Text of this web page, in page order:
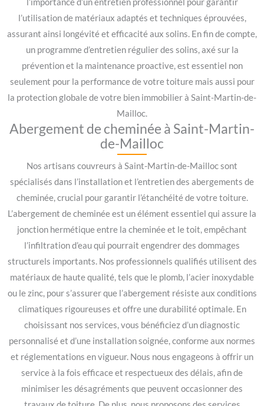
l’utilisation de matériaux adaptés et techniques éprouvées,
assurant ainsi longévité et efficacité aux solins. En fin de compte,
un programme d’entretien régulier des solins, axé sur la
prévention et la maintenance proactive, est essentiel non
seulement pour la performance de votre toiture mais aussi pour
la protection globale de votre bien immobilier à Saint-Martin-de-
Mailloc.
Abergement de cheminée à Saint-Martin-
de-Mailloc
Nos artisans couvreurs à Saint-Martin-de-Mailloc sont
spécialisés dans l’installation et l’entretien des abergements de
cheminée, crucial pour garantir l’étanchéité de votre toiture.
L’abergement de cheminée est un élément essentiel qui assure la
jonction hermétique entre la cheminée et le toit, empêchant
l’infiltration d’eau qui pourrait engendrer des dommages
structurels importants. Nos professionnels qualifiés utilisent des
matériaux de haute qualité, tels que le plomb, l’acier inoxydable
ou le zinc, pour s’assurer que l’abergement résiste aux conditions
climatiques rigoureuses et offre une durabilité optimale. En
choisissant nos services, vous bénéficiez d’un diagnostic
personnalisé et d’une installation soignée, conforme aux normes
et réglementations en vigueur. Nous nous engageons à offrir un
service à la fois efficace et respectueux des délais, afin de
minimiser les désagréments que peuvent occasionner des